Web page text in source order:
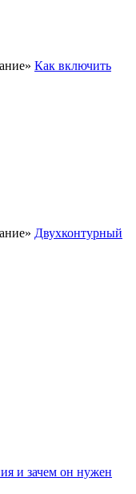
Как включить
Двухконтурный
и зачем он нужен